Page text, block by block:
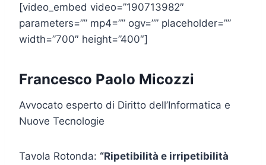
[video_embed video=”190713982″
parameters=”” mp4=”” ogv=”” placeholder=””
width=”700″ height=”400″]
Francesco Paolo Micozzi
Avvocato esperto di Diritto dell’Informatica e
Nuove Tecnologie
Tavola Rotonda: “Ripetibilità e irripetibilità